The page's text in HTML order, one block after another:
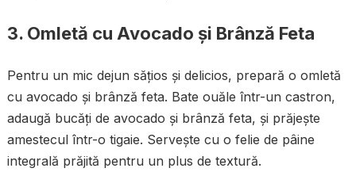
3. Omletă cu Avocado și Brânză Feta
Pentru un mic dejun sățios și delicios, prepară o omletă
cu avocado și brânză feta. Bate ouăle într-un castron,
adaugă bucăți de avocado și brânză feta, și prăjește
amestecul într-o tigaie. Servește cu o felie de pâine
integrală prăjită pentru un plus de textură.